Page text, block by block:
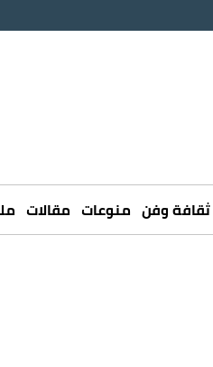
ثقافة وفن منوعات مقالات